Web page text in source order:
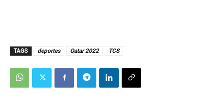
TAGS deportes Qatar 2022 TCS